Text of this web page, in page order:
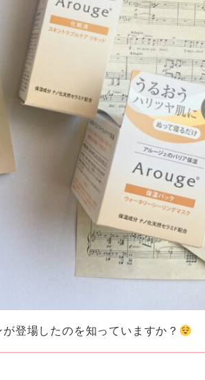
登場したのを知っていますか？